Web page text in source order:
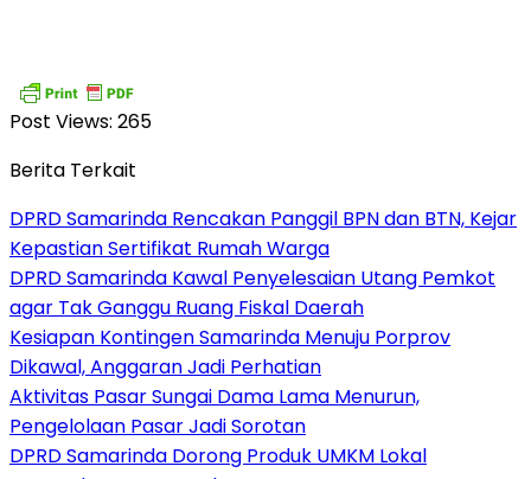
Post Views: 265
Berita Terkait
DPRD Samarinda Rencakan Panggil BPN dan BTN, Kejar
Kepastian Sertifikat Rumah Warga
DPRD Samarinda Kawal Penyelesaian Utang Pemkot
agar Tak Ganggu Ruang Fiskal Daerah
Kesiapan Kontingen Samarinda Menuju Porprov
Dikawal, Anggaran Jadi Perhatian
Aktivitas Pasar Sungai Dama Lama Menurun,
Pengelolaan Pasar Jadi Sorotan
DPRD Samarinda Dorong Produk UMKM Lokal